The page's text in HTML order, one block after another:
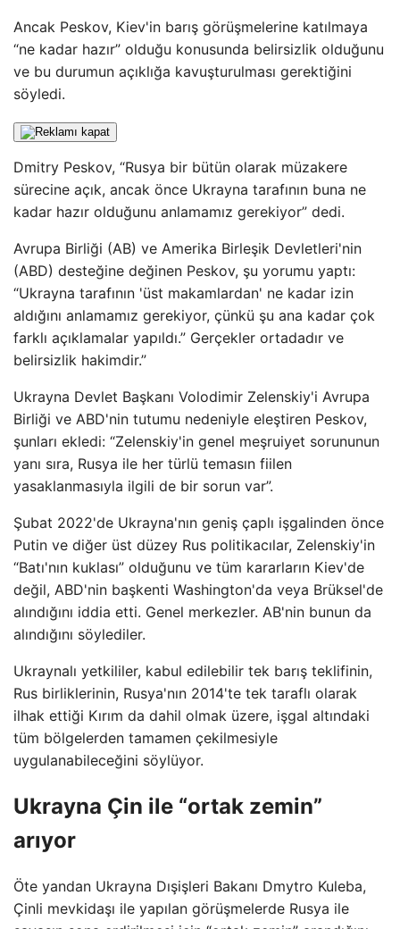
Ancak Peskov, Kiev'in barış görüşmelerine katılmaya
“ne kadar hazır” olduğu konusunda belirsizlik olduğunu
ve bu durumun açıklığa kavuşturulması gerektiğini
söyledi.
Dmitry Peskov, “Rusya bir bütün olarak müzakere
sürecine açık, ancak önce Ukrayna tarafının buna ne
kadar hazır olduğunu anlamamız gerekiyor” dedi.
Avrupa Birliği (AB) ve Amerika Birleşik Devletleri'nin
(ABD) desteğine değinen Peskov, şu yorumu yaptı:
“Ukrayna tarafının 'üst makamlardan' ne kadar izin
aldığını anlamamız gerekiyor, çünkü şu ana kadar çok
farklı açıklamalar yapıldı.” Gerçekler ortadadır ve
belirsizlik hakimdir.”
Ukrayna Devlet Başkanı Volodimir Zelenskiy'i Avrupa
Birliği ve ABD'nin tutumu nedeniyle eleştiren Peskov,
şunları ekledi: “Zelenskiy'in genel meşruiyet sorununun
yanı sıra, Rusya ile her türlü temasın fiilen
yasaklanmasıyla ilgili de bir sorun var”.
Şubat 2022'de Ukrayna'nın geniş çaplı işgalinden önce
Putin ve diğer üst düzey Rus politikacılar, Zelenskiy'in
“Batı'nın kuklası” olduğunu ve tüm kararların Kiev'de
değil, ABD'nin başkenti Washington'da veya Brüksel'de
alındığını iddia etti. Genel merkezler. AB'nin bunun da
alındığını söylediler.
Ukraynalı yetkililer, kabul edilebilir tek barış teklifinin,
Rus birliklerinin, Rusya'nın 2014'te tek taraflı olarak
ilhak ettiği Kırım da dahil olmak üzere, işgal altındaki
tüm bölgelerden tamamen çekilmesiyle
uygulanabileceğini söylüyor.
Ukrayna Çin ile “ortak zemin”
arıyor
Öte yandan Ukrayna Dışişleri Bakanı Dmytro Kuleba,
Çinli mevkidaşı ile yapılan görüşmelerde Rusya ile